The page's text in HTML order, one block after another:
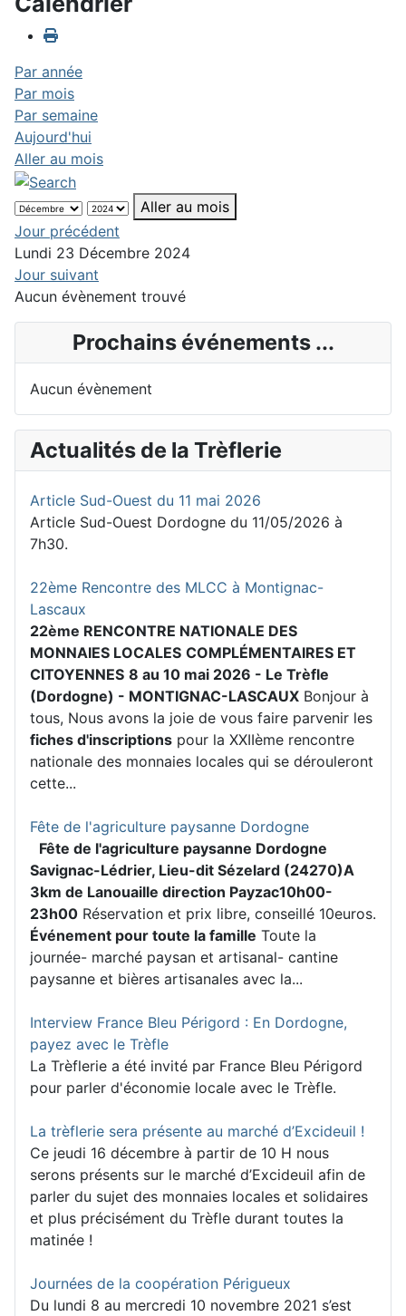
Par année
Par mois
Par semaine
Aujourd'hui
Aller au mois
Aller au mois
Jour précédent
Lundi 23 Décembre 2024
Jour suivant
Aucun évènement trouvé
Prochains événements ...
Aucun évènement
Actualités de la Trèflerie
Article Sud-Ouest du 11 mai 2026
Article Sud-Ouest Dordogne du 11/05/2026 à
7h30.
22ème Rencontre des MLCC à Montignac-
Lascaux
22ème RENCONTRE NATIONALE DES
MONNAIES LOCALES COMPLÉMENTAIRES ET
CITOYENNES 8 au 10 mai 2026 - Le Trèfle
(Dordogne) - MONTIGNAC-LASCAUX Bonjour à
tous, Nous avons la joie de vous faire parvenir les
fiches d'inscriptions pour la XXIIème rencontre
nationale des monnaies locales qui se dérouleront
cette...
Fête de l'agriculture paysanne Dordogne
Fête de l'agriculture paysanne Dordogne
Savignac-Lédrier, Lieu-dit Sézelard (24270)A
3km de Lanouaille direction Payzac10h00-
23h00 Réservation et prix libre, conseillé 10euros.
Événement pour toute la famille Toute la
journée- marché paysan et artisanal- cantine
paysanne et bières artisanales avec la...
Interview France Bleu Périgord : En Dordogne,
payez avec le Trèfle
La Trèflerie a été invité par France Bleu Périgord
pour parler d'économie locale avec le Trèfle.
La trèflerie sera présente au marché d’Excideuil !
Ce jeudi 16 décembre à partir de 10 H nous
serons présents sur le marché d’Excideuil afin de
parler du sujet des monnaies locales et solidaires
et plus précisément du Trèfle durant toutes la
matinée !
Journées de la coopération Périgueux
Du lundi 8 au mercredi 10 novembre 2021 s’est